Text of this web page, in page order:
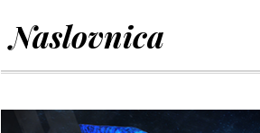
Naslovnica